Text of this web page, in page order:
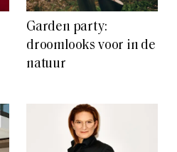
Garden party:
droomlooks voor in de
natuur